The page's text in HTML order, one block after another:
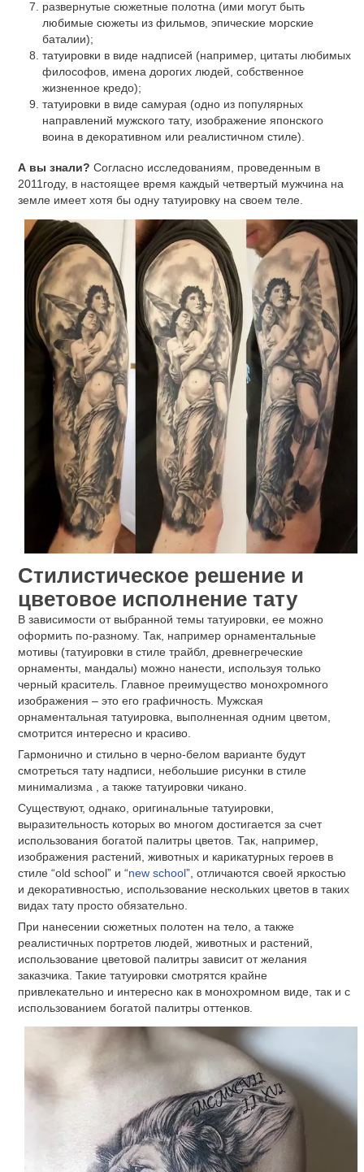
развернутые сюжетные полотна (ими могут быть
любимые сюжеты из фильмов, эпические морские
баталии);
татуировки в виде надписей (например, цитаты любимых
философов, имена дорогих людей, собственное
жизненное кредо);
татуировки в виде самурая (одно из популярных
направлений мужского тату, изображение японского
воина в декоративном или реалистичном стиле).
А вы знали? Согласно исследованиям, проведенным в
2011году, в настоящее время каждый четвертый мужчина на
земле имеет хотя бы одну татуировку на своем теле.
Стилистическое решение и
цветовое исполнение тату
В зависимости от выбранной темы татуировки, ее можно
оформить по-разному. Так, например орнаментальные
мотивы (татуировки в стиле трайбл, древнегреческие
орнаменты, мандалы) можно нанести, используя только
черный краситель. Главное преимущество монохромного
изображения – это его графичность. Мужская
орнаментальная татуировка, выполненная одним цветом,
смотрится интересно и красиво.
Гармонично и стильно в черно-белом варианте будут
смотреться тату надписи, небольшие рисунки в стиле
минимализма , а также татуировки чикано.
Существуют, однако, оригинальные татуировки,
выразительность которых во многом достигается за счет
использования богатой палитры цветов. Так, например,
изображения растений, животных и карикатурных героев в
стиле “old school” и “new school”, отличаются своей яркостью
и декоративностью, использование нескольких цветов в таких
видах тату просто обязательно.
При нанесении сюжетных полотен на тело, а также
реалистичных портретов людей, животных и растений,
использование цветовой палитры зависит от желания
заказчика. Такие татуировки смотрятся крайне
привлекательно и интересно как в монохромном виде, так и с
использованием богатой палитры оттенков.